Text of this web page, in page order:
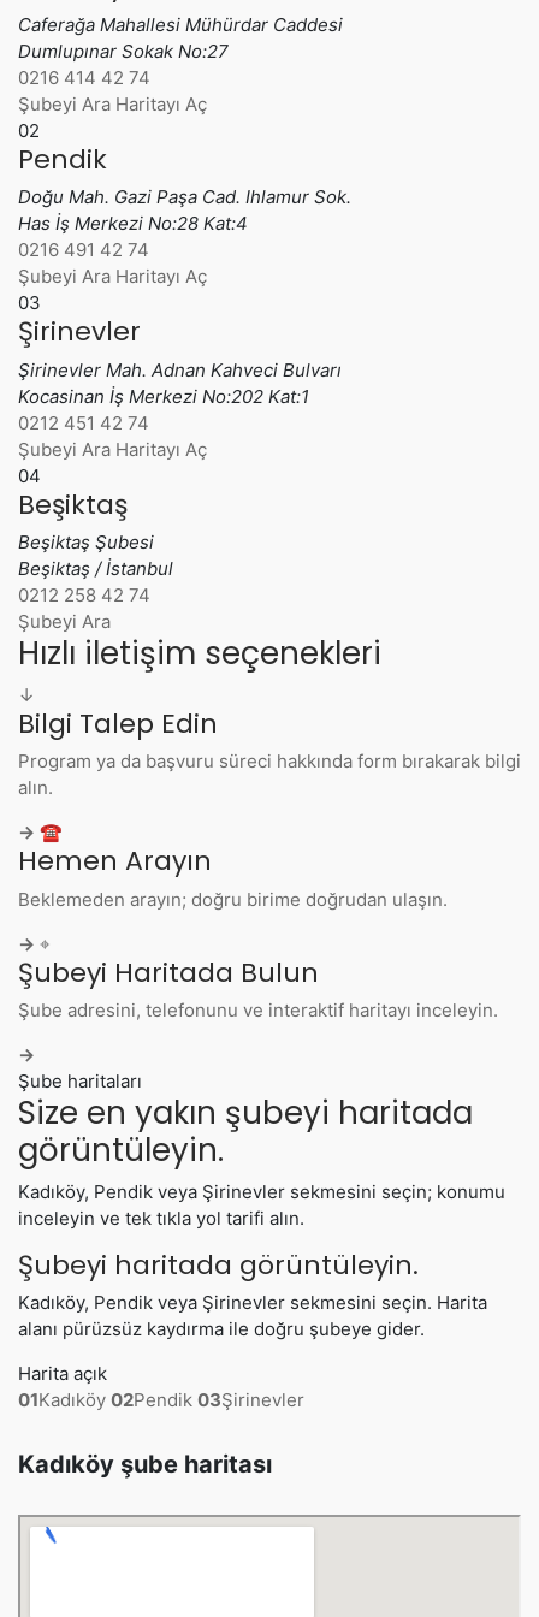
Caferağa Mahallesi Mühürdar Caddesi
Dumlupınar Sokak No:27
0216 414 42 74
Şubeyi Ara Haritayı Aç
02
Pendik
Doğu Mah. Gazi Paşa Cad. Ihlamur Sok.
Has İş Merkezi No:28 Kat:4
0216 491 42 74
Şubeyi Ara Haritayı Aç
03
Şirinevler
Şirinevler Mah. Adnan Kahveci Bulvarı
Kocasinan İş Merkezi No:202 Kat:1
0212 451 42 74
Şubeyi Ara Haritayı Aç
04
Beşiktaş
Beşiktaş Şubesi
Beşiktaş / İstanbul
0212 258 42 74
Şubeyi Ara
Hızlı iletişim seçenekleri
↓
Bilgi Talep Edin
Program ya da başvuru süreci hakkında form bırakarak bilgi
alın.
→ ☎
Hemen Arayın
Beklemeden arayın; doğru birime doğrudan ulaşın.
→ ⌖
Şubeyi Haritada Bulun
Şube adresini, telefonunu ve interaktif haritayı inceleyin.
→
Şube haritaları
Size en yakın şubeyi haritada
görüntüleyin.
Kadıköy, Pendik veya Şirinevler sekmesini seçin; konumu
inceleyin ve tek tıkla yol tarifi alın.
Şubeyi haritada görüntüleyin.
Kadıköy, Pendik veya Şirinevler sekmesini seçin. Harita
alanı pürüzsüz kaydırma ile doğru şubeye gider.
Harita açık
01Kadıköy 02Pendik 03Şirinevler
Kadıköy şube haritası